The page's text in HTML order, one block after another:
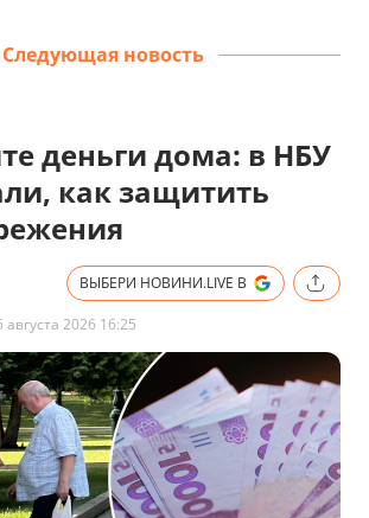
Следующая новость
деньги дома: в НБУ
как защитить
ВЫБЕРИ НОВИНИ.LIVE В
августа 2026 16:25